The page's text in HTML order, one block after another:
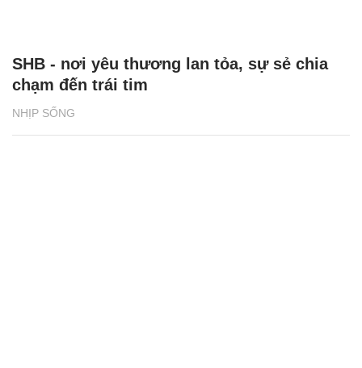
NHỊP SỐNG
SHB - nơi yêu thương lan tỏa, sự sẻ chia
chạm đến trái tim